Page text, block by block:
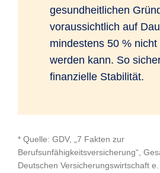
gesundheitlichen
voraussichtlich auf
mindestens 50 %
werden kann. So
finanzielle Stabilität.
* Quelle: GDV, „7 Fakten zur
Berufsunfähigkeitsversicherung“,
Deutschen Versicherungswirtschaft